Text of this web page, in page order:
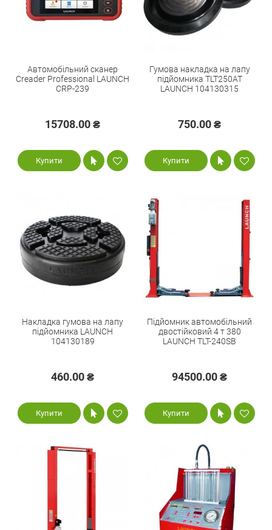
Автомобільний сканер
Creader Professional LAUNCH
CRP-239
15708.00 ₴
Купити
Гумова накладка на лапу
підйомника TLT250AT
LAUNCH 104130315
750.00 ₴
Купити
Накладка гумова на лапу
підйомника LAUNCH
104130189
460.00 ₴
Купити
Підйомник автомобільний
двостійковий 4 т 380
LAUNCH TLT-240SB
94500.00 ₴
Купити